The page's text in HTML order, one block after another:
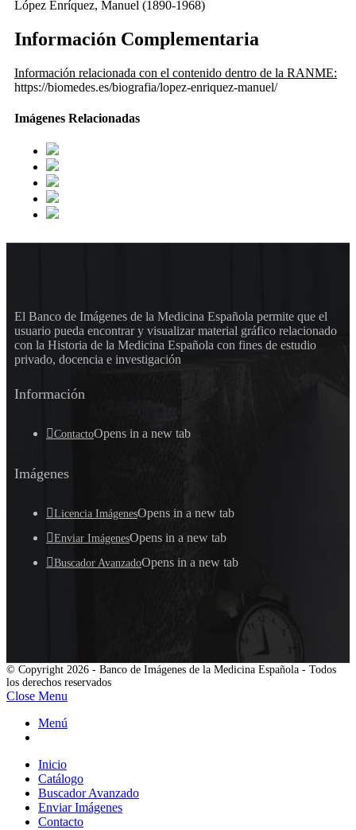
López Enríquez, Manuel (1890-1968)
Información Complementaria
Información relacionada con el contenido dentro de la RANME:
https://biomedes.es/biografia/lopez-enriquez-manuel/
Imágenes Relacionadas
El Banco de Imágenes de la Medicina Española permite que el
usuario pueda encontrar y visualizar material gráfico relacionado
con la Historia de la Medicina Española con fines de estudio
privado, docencia e investigación
Información
ContactoOpens in a new tab
Imágenes
Licencia ImágenesOpens in a new tab
Enviar ImágenesOpens in a new tab
Buscador AvanzadoOpens in a new tab
© Copyright 2026 - Banco de Imágenes de la Medicina Española - Todos
los derechos reservados
Close Menu
Menú
Inicio
Catálogo
Buscador Avanzado
Enviar Imágenes
Contacto